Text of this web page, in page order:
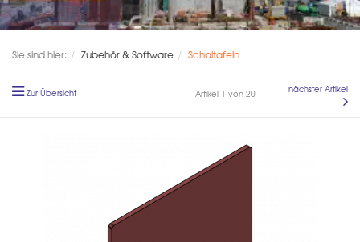
Sie sind hier: Zubehör & Software Schaltafeln
Zur Übersicht Artikel 1 von 20 nächster Artikel